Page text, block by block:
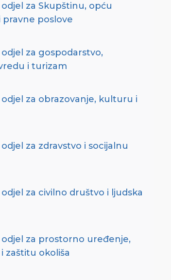
za Skupštinu, opću
pravne poslove
za gospodarstvo,
i turizam
za obrazovanje, kulturu i
za zdravstvo i socijalnu
za civilno društvo i ljudska
odjel za prostorno uređenje,
zaštitu okoliša